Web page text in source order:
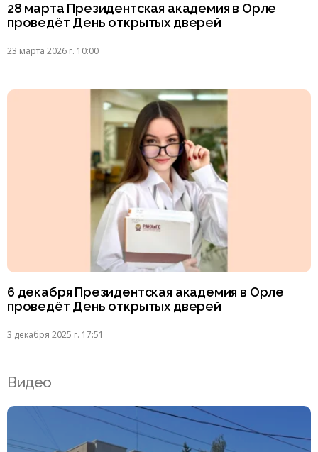
28 марта Президентская академия в Орле
проведёт День открытых дверей
23 марта 2026 г. 10:00
6 декабря Президентская академия в Орле
проведёт День открытых дверей
3 декабря 2025 г. 17:51
Видео